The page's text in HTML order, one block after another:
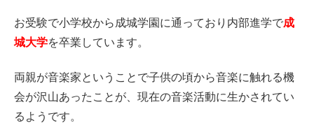
お受験で小学校から成城学園に通っており内部進学で成
城大学を卒業しています。
両親が音楽家ということで子供の頃から音楽に触れる機
会が沢山あったことが、現在の音楽活動に生かされてい
るようです。